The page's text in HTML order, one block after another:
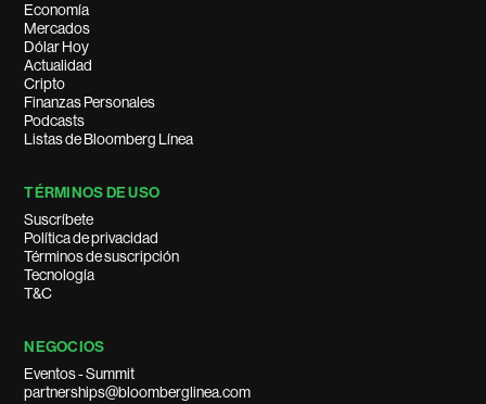
Economía
Mercados
Dólar Hoy
Actualidad
Cripto
Finanzas Personales
Podcasts
Listas de Bloomberg Línea
TÉRMINOS DE USO
Suscríbete
Política de privacidad
Términos de suscripción
Tecnología
T&C
NEGOCIOS
Eventos - Summit
partnerships@bloomberglinea.com